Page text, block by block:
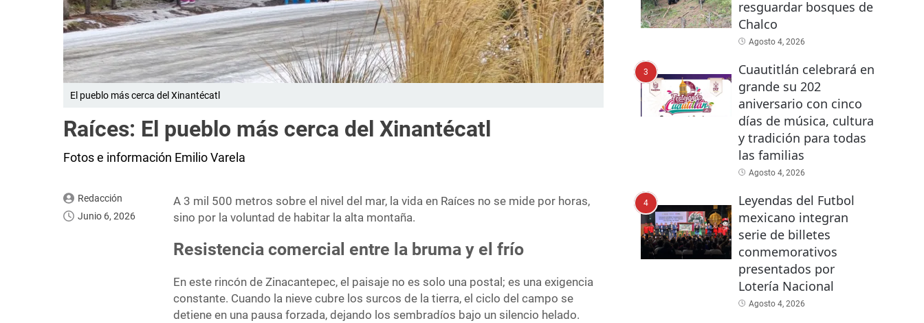
El pueblo más cerca del Xinantécatl
​Raíces: El pueblo más cerca del Xinantécatl
Fotos e información Emilio Varela
Redacción
Junio 6, 2026
​A 3 mil 500 metros sobre el nivel del mar, la vida en Raíces no se mide por horas,
sino por la voluntad de habitar la alta montaña.
Resistencia comercial entre la bruma y el frío
En este rincón de Zinacantepec, el paisaje no es solo una postal; es una exigencia
constante. ​Cuando la nieve cubre los surcos de la tierra, el ciclo del campo se
detiene en una pausa forzada, dejando los sembradíos bajo un silencio helado.
resguardar bosques de
Chalco
Agosto 4, 2026
3
Cuautitlán celebrará en
grande su 202
aniversario con cinco
días de música, cultura
y tradición para todas
las familias
Agosto 4, 2026
4
Leyendas del Futbol
mexicano integran
serie de billetes
conmemorativos
presentados por
Lotería Nacional
Agosto 4, 2026